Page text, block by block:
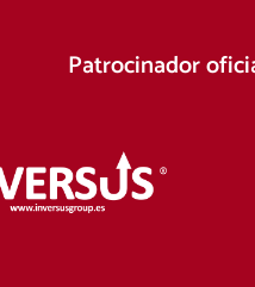
Patrocinador